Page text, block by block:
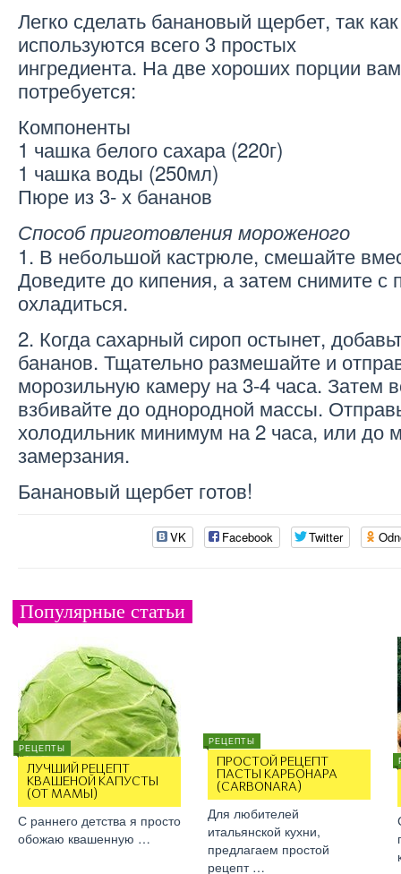
Легко сделать банановый щербет, так как
используются всего 3 простых
ингредиента. На две хороших порции вам
потребуется:
Компоненты
1 чашка белого сахара (220г)
1 чашка воды (250мл)
Пюре из 3- х бананов
Способ приготовления мороженого
1. В небольшой кастрюле, смешайте
Доведите до кипения, а затем снимите с
охладиться.
2. Когда сахарный сироп остынет,
бананов. Тщательно размешайте и
морозильную камеру на 3-4 часа. Затем
взбивайте до однородной массы.
холодильник минимум на 2 часа, или до
замерзания.
Банановый щербет готов!
VK Facebook Twitter
Популярные статьи
РЕЦЕПТЫ
ЛУЧШИЙ РЕЦЕПТ
КВАШЕНОЙ КАПУСТЫ
(ОТ МАМЫ)
С раннего детства я просто
обожаю квашенную …
РЕЦЕПТЫ
ПРОСТОЙ РЕЦЕПТ
ПАСТЫ КАРБОНАРА
(CARBONARA)
Для любителей
итальянской кухни,
предлагаем простой
рецепт …